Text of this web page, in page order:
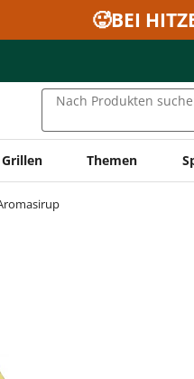
🥵BEI
Nach Produkten
Grillen Themen